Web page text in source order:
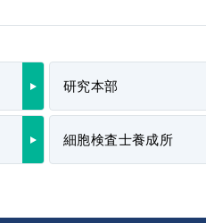
研究本部
細胞検査士養成所